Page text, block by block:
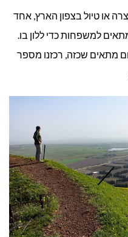
בצפון
או טיול בצפון הארץ, אחד
למשפחות כדי ללון בו.
מתאים שכזה, רכזנו מספר